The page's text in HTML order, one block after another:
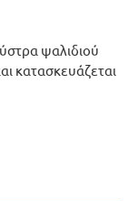
ψαλιδιού
κατασκευάζεται